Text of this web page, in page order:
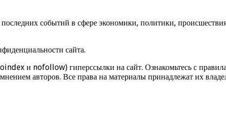
событий в сфере экономики, политики,
сайта.
и nofollow) гиперссылки на сайт. Ознакомьтесь с
авторов. Все права на материалы принадлежат их